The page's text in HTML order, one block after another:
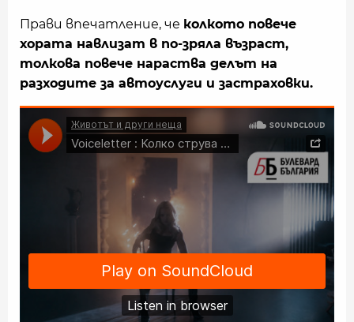
Прави впечатление, че колкото повече
хората навлизат в по-зряла възраст,
толкова повече нараства делът на
разходите за автоуслуги и застраховки.